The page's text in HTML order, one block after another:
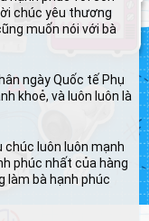
chúc yêu thương
muốn nói với bà
ngày Quốc tế Phụ
khoẻ, và luôn luôn là
chúc luôn luôn mạnh
phúc nhất của hàng
làm bà hạnh phúc